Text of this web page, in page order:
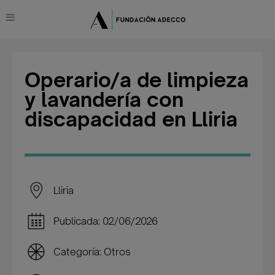
Operario/a de limpieza
y lavandería con
discapacidad en Lliria
Lliria
Publicada: 02/06/2026
Categoría: Otros